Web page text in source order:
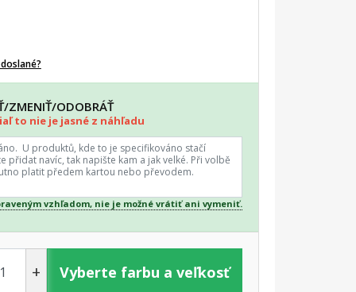
ODOBRÁŤ
to nie je jasné z náhľadu
vzhľadom, nie je možné vrátiť ani vymeniť.
+ Vyberte farbu a veľkosť